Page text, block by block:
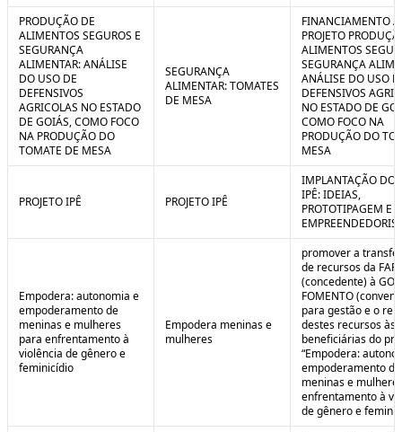
PRODUÇÃO DE
ALIMENTOS SEGUROS E
SEGURANÇA
ALIMENTAR: ANÁLISE
DO USO DE
DEFENSIVOS
AGRICOLAS NO ESTADO
DE GOIÁS, COMO FOCO
NA PRODUÇÃO DO
TOMATE DE MESA
SEGURANÇA
ALIMENTAR: TOMATES
DE MESA
FINANCIAMENTO
PROJETO
ALIMENTOS
SEGURANÇA
ANÁLISE DO USO
DEFENSIVOS
NO ESTADO DE
COMO FOCO NA
PRODUÇÃO DO
MESA
PROJETO IPÊ PROJETO IPÊ
IMPLANTAÇÃO DO
IPÊ: IDEIAS,
PROTOTIPAGEM E
Empodera: autonomia e
empoderamento de
meninas e mulheres
para enfrentamento à
violência de gênero e
feminicídio
Empodera meninas e
mulheres
promover a
de recursos da
(concedente) à
FOMENTO
para gestão e o
destes recursos às
beneficiárias do
“Empodera:
empoderamento de
meninas e
enfrentamento à
de gênero e